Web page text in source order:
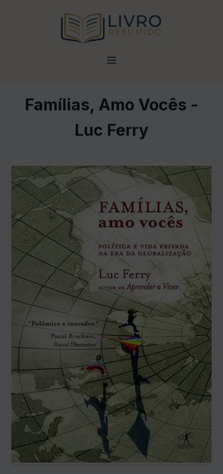
Famílias, Amo Vocês -
Luc Ferry